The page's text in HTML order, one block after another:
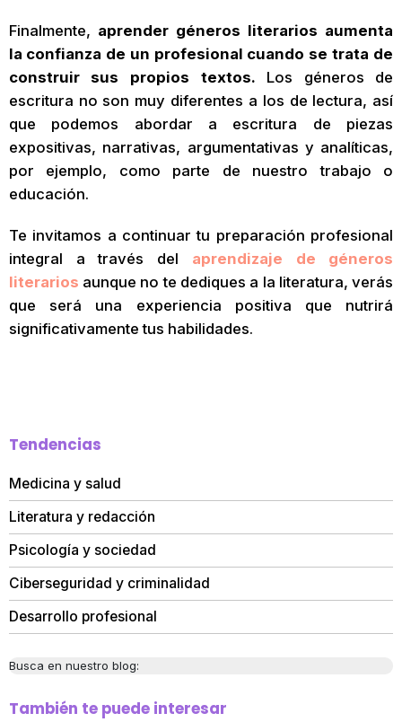
Finalmente, aprender géneros literarios aumenta
la confianza de un profesional cuando se trata de
construir sus propios textos. Los géneros de
escritura no son muy diferentes a los de lectura, así
que podemos abordar a escritura de piezas
expositivas, narrativas, argumentativas y analíticas,
por ejemplo, como parte de nuestro trabajo o
educación.
Te invitamos a continuar tu preparación profesional
integral a través del aprendizaje de géneros
literarios aunque no te dediques a la literatura, verás
que será una experiencia positiva que nutrirá
significativamente tus habilidades.
Tendencias
Medicina y salud
Literatura y redacción
Psicología y sociedad
Ciberseguridad y criminalidad
Desarrollo profesional
Busca en nuestro blog:
También te puede interesar